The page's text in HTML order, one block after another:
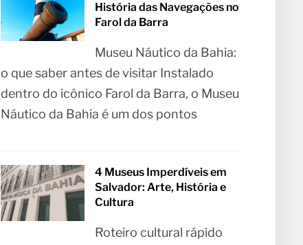
História das Navegações no
Farol da Barra
Museu Náutico da Bahia:
o que saber antes de visitar Instalado
dentro do icônico Farol da Barra, o Museu
Náutico da Bahia é um dos pontos
4 Museus Imperdíveis em
Salvador: Arte, História e
Cultura
Roteiro cultural rápido